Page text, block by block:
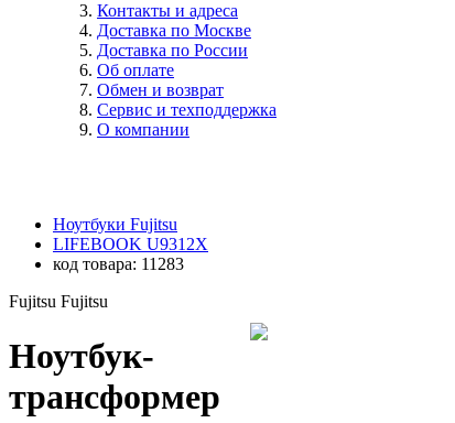
Контакты и адреса
Доставка по Москве
Доставка по России
Об оплате
Обмен и возврат
Сервис и техподдержка
О компании
Ноутбуки Fujitsu
LIFEBOOK U9312X
код товара: 11283
Fujitsu Fujitsu
Ноутбук-
трансформер